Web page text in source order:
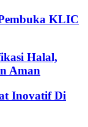
KLIC
Halal,
Aman
Inovatif Di